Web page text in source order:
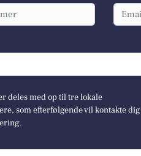
deles med op til tre lokale
som efterfølgende vil kontakte dig